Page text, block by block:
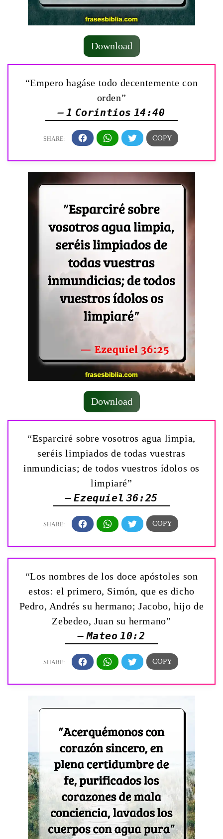
Download
“Empero hagáse todo decentemente con
orden”
— 1 Corintios 14:40
Download
“Esparciré sobre vosotros agua limpia,
seréis limpiados de todas vuestras
inmundicias; de todos vuestros ídolos os
limpiaré”
— Ezequiel 36:25
“Los nombres de los doce apóstoles son
estos: el primero, Simón, que es dicho
Pedro, Andrés su hermano; Jacobo, hijo de
Zebedeo, Juan su hermano”
— Mateo 10:2